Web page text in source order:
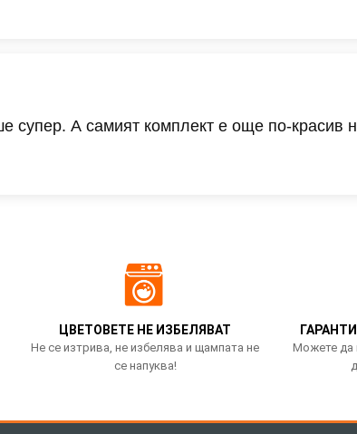
супер. А самият комплект е още по-красив
ЦВЕТОВЕТЕ НЕ ИЗБЕЛЯВАТ
Не се изтрива, не избелява и щампата не
се напуква!
Можете да